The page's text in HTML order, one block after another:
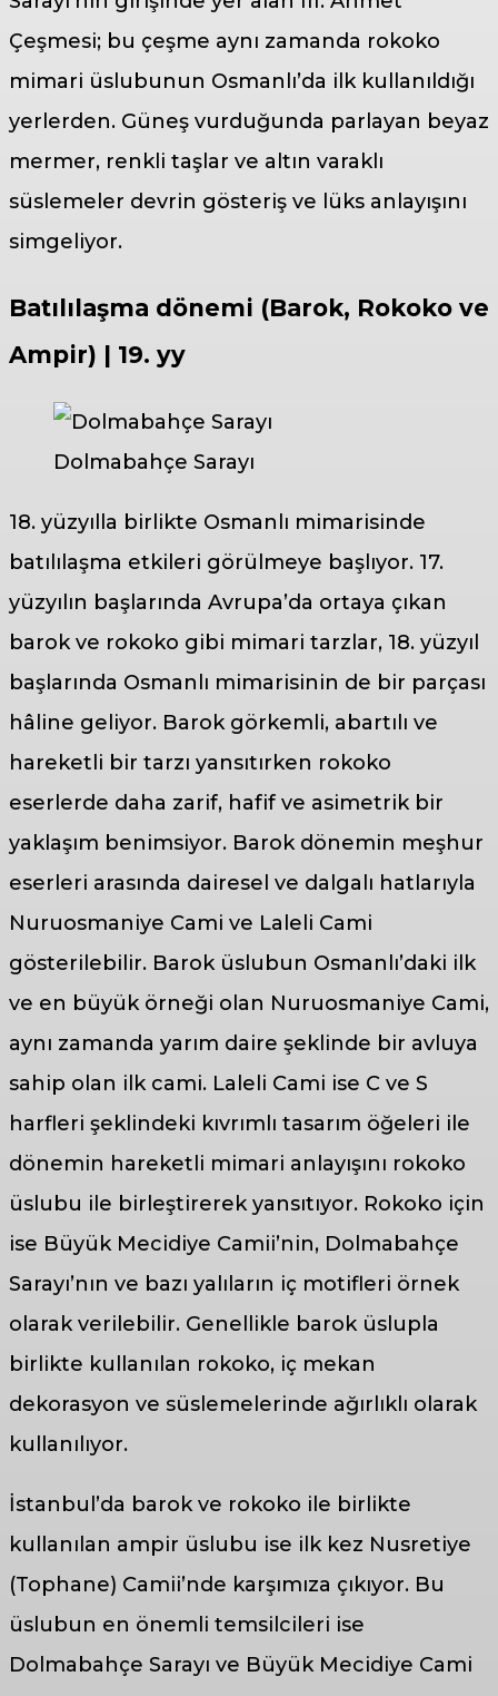
Çeşmesi; bu çeşme aynı zamanda rokoko
mimari üslubunun Osmanlı’da ilk kullanıldığı
yerlerden. Güneş vurduğunda parlayan beyaz
mermer, renkli taşlar ve altın varaklı
süslemeler devrin gösteriş ve lüks anlayışını
simgeliyor.
Batılılaşma dönemi (Barok, Rokoko ve
Ampir) | 19. yy
Dolmabahçe Sarayı
18. yüzyılla birlikte Osmanlı mimarisinde
batılılaşma etkileri görülmeye başlıyor. 17.
yüzyılın başlarında Avrupa’da ortaya çıkan
barok ve rokoko gibi mimari tarzlar, 18. yüzyıl
başlarında Osmanlı mimarisinin de bir parçası
hâline geliyor. Barok görkemli, abartılı ve
hareketli bir tarzı yansıtırken rokoko
eserlerde daha zarif, hafif ve asimetrik bir
yaklaşım benimsiyor. Barok dönemin meşhur
eserleri arasında dairesel ve dalgalı hatlarıyla
Nuruosmaniye Cami ve Laleli Cami
gösterilebilir. Barok üslubun Osmanlı’daki ilk
ve en büyük örneği olan Nuruosmaniye Cami,
aynı zamanda yarım daire şeklinde bir avluya
sahip olan ilk cami. Laleli Cami ise C ve S
harfleri şeklindeki kıvrımlı tasarım öğeleri ile
dönemin hareketli mimari anlayışını rokoko
üslubu ile birleştirerek yansıtıyor. Rokoko için
ise Büyük Mecidiye Camii’nin, Dolmabahçe
Sarayı’nın ve bazı yalıların iç motifleri örnek
olarak verilebilir. Genellikle barok üslupla
birlikte kullanılan rokoko, iç mekan
dekorasyon ve süslemelerinde ağırlıklı olarak
kullanılıyor.
İstanbul’da barok ve rokoko ile birlikte
kullanılan ampir üslubu ise ilk kez Nusretiye
(Tophane) Camii’nde karşımıza çıkıyor. Bu
üslubun en önemli temsilcileri ise
Dolmabahçe Sarayı ve Büyük Mecidiye Cami